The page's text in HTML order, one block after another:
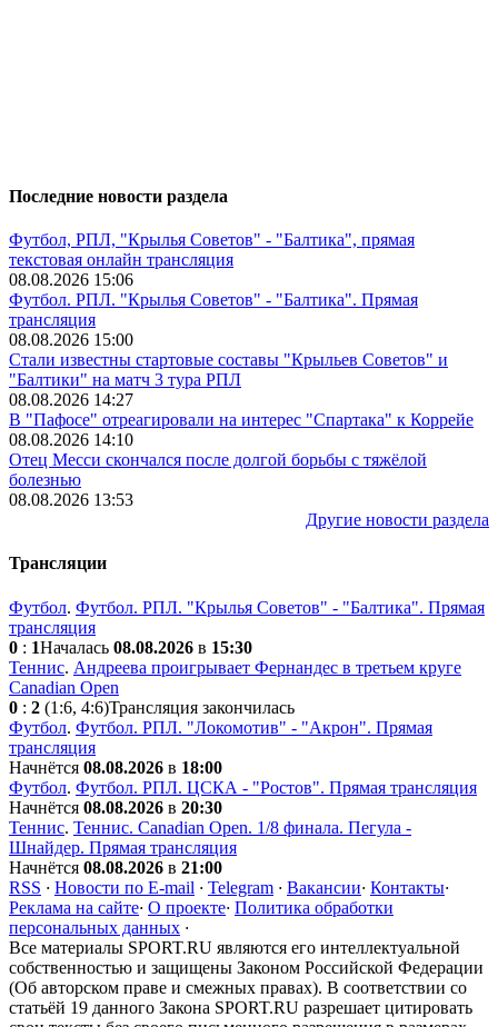
Последние новости раздела
Футбол, РПЛ, "Крылья Советов" - "Балтика", прямая
текстовая онлайн трансляция
08.08.2026 15:06
Футбол. РПЛ. "Крылья Советов" - "Балтика". Прямая
трансляция
08.08.2026 15:00
Стали известны стартовые составы "Крыльев Советов" и
"Балтики" на матч 3 тура РПЛ
08.08.2026 14:27
В "Пафосе" отреагировали на интерес "Спартака" к Коррейе
08.08.2026 14:10
Отец Месси скончался после долгой борьбы с тяжёлой
болезнью
08.08.2026 13:53
Другие новости раздела
Трансляции
Футбол. Футбол. РПЛ. "Крылья Советов" - "Балтика". Прямая
трансляция
0 : 1Началась 08.08.2026 в 15:30
Теннис. Андреева проигрывает Фернандес в третьем круге
Canadian Open
0 : 2 (1:6, 4:6)Трансляция закончилась
Футбол. Футбол. РПЛ. "Локомотив" - "Акрон". Прямая
трансляция
Начнётся 08.08.2026 в 18:00
Футбол. Футбол. РПЛ. ЦСКА - "Ростов". Прямая трансляция
Начнётся 08.08.2026 в 20:30
Теннис. Теннис. Canadian Open. 1/8 финала. Пегула -
Шнайдер. Прямая трансляция
Начнётся 08.08.2026 в 21:00
RSS · Новости по E-mail · Telegram · Вакансии· Контакты·
Реклама на сайте· О проекте· Политика обработки
персональных данных ·
Все материалы SPORT.RU являются его интеллектуальной
собственностью и защищены Законом Российской Федерации
(Об авторском праве и смежных правах). В соответствии со
статьёй 19 данного Закона SPORT.RU разрешает цитировать